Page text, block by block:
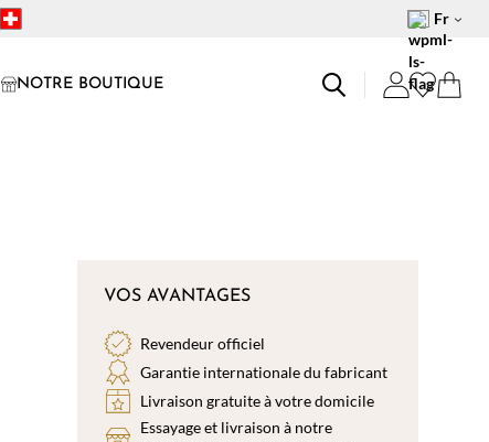
Fr
NOTRE BOUTIQUE
VOS AVANTAGES
Revendeur officiel
Garantie internationale du fabricant
Livraison gratuite à votre domicile
Essayage et livraison à notre